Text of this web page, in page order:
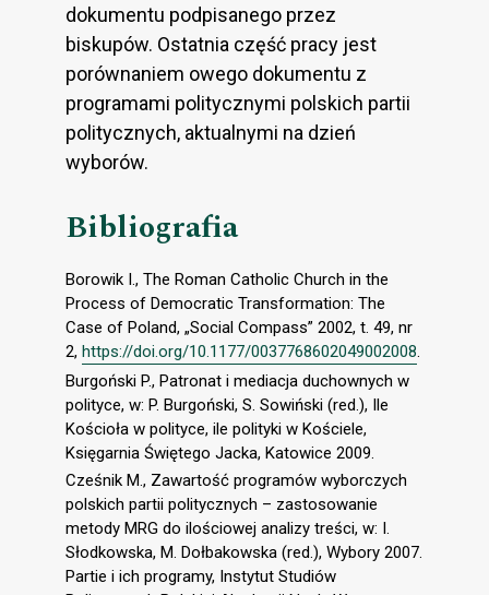
dokumentu podpisanego przez
biskupów. Ostatnia część pracy jest
porównaniem owego dokumentu z
programami politycznymi polskich partii
politycznych, aktualnymi na dzień
wyborów.
Bibliografia
Borowik I., The Roman Catholic Church in the
Process of Democratic Transformation: The
Case of Poland, „Social Compass” 2002, t. 49, nr
2, https://doi.org/10.1177/0037768602049002008.
Burgoński P., Patronat i mediacja duchownych w
polityce, w: P. Burgoński, S. Sowiński (red.), Ile
Kościoła w polityce, ile polityki w Kościele,
Księgarnia Świętego Jacka, Katowice 2009.
Cześnik M., Zawartość programów wyborczych
polskich partii politycznych – zastosowanie
metody MRG do ilościowej analizy treści, w: I.
Słodkowska, M. Dołbakowska (red.), Wybory 2007.
Partie i ich programy, Instytut Studiów